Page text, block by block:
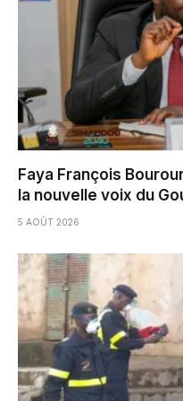
Faya François
la nouvelle voix du
5 AOÛT 2026